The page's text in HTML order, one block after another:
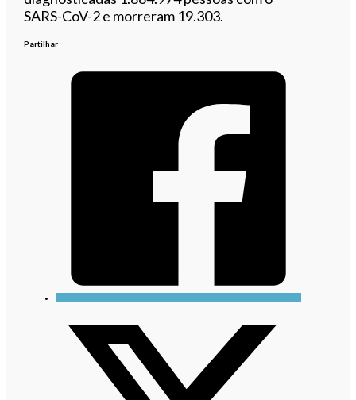
SARS-CoV-2 e morreram 19.303.
Partilhar